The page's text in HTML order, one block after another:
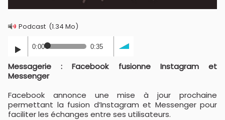
Podcast (1.34 Mo)
0:00 0:35
Messagerie : Facebook fusionne Instagram et
Messenger
Facebook annonce une mise à jour prochaine
permettant la fusion d’Instagram et Messenger pour
faciliter les échanges entre ses utilisateurs.